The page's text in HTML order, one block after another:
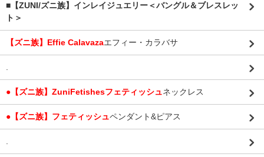
■【ZUNI/ズニ族】インレイジュエリー＜バングル＆ブレスレッ
ト＞
【ズニ族】Effie Calavazaエフィー・カラバサ
●【ズニ族】ZuniFetishesフェティッシュネックレス
●【ズニ族】フェティッシュペンダント&ピアス